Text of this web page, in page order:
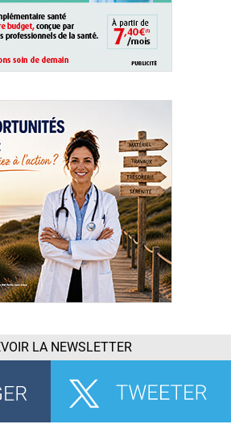
LA NEWSLETTER